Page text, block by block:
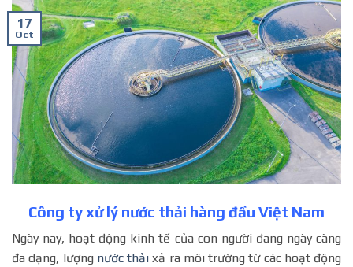
17
Oct
Công ty xử lý nước thải hàng đầu Việt Nam
Ngày nay, hoạt động kinh tế của con người đang ngày càng
đa dạng, lượngnước thải xả ra môi trường từ các hoạt động